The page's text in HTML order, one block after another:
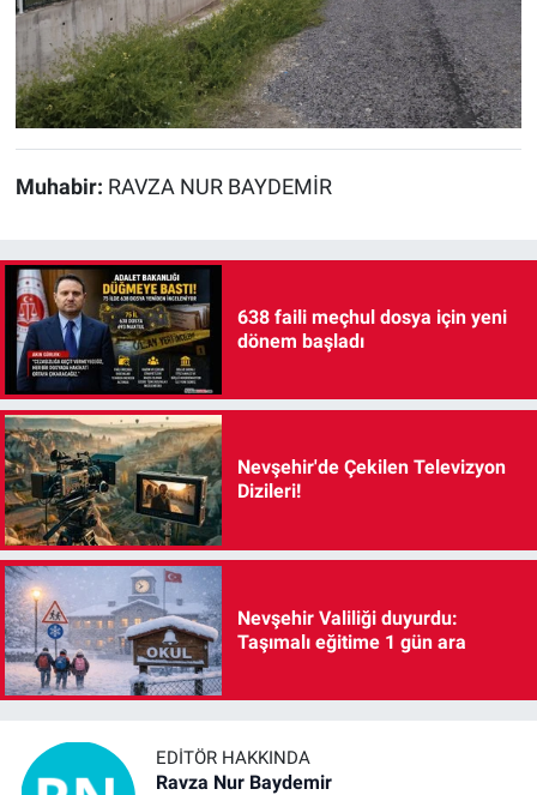
Muhabir: RAVZA NUR BAYDEMİR
638 faili meçhul dosya için yeni
dönem başladı
Nevşehir'de Çekilen Televizyon
Dizileri!
Nevşehir Valiliği duyurdu:
Taşımalı eğitime 1 gün ara
EDITÖR HAKKINDA
Ravza Nur Baydemir